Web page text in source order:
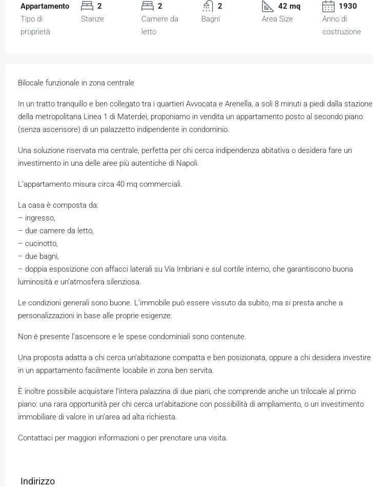
Appartamento
Tipo di
proprietà
2
Stanze
2
Camere da
letto
2
Bagni
42 mq
Area Size
1930
Anno di
costruzione
Bilocale funzionale in zona centrale
In un tratto tranquillo e ben collegato tra i quartieri Avvocata e Arenella, a soli 8 minuti a piedi dalla stazione
della metropolitana Linea 1 di Materdei, proponiamo in vendita un appartamento posto al secondo piano
(senza ascensore) di un palazzetto indipendente in condominio.
Una soluzione riservata ma centrale, perfetta per chi cerca indipendenza abitativa o desidera fare un
investimento in una delle aree più autentiche di Napoli.
L’appartamento misura circa 40 mq commerciali.
La casa è composta da:
– ingresso,
– due camere da letto,
– cucinotto,
– due bagni,
– doppia esposizione con affacci laterali su Via Imbriani e sul cortile interno, che garantiscono buona
luminosità e un’atmosfera silenziosa.
Le condizioni generali sono buone. L’immobile può essere vissuto da subito, ma si presta anche a
personalizzazioni in base alle proprie esigenze.
Non è presente l’ascensore e le spese condominiali sono contenute.
Una proposta adatta a chi cerca un’abitazione compatta e ben posizionata, oppure a chi desidera investire
in un appartamento facilmente locabile in zona ben servita.
È inoltre possibile acquistare l’intera palazzina di due piani, che comprende anche un trilocale al primo
piano: una rara opportunità per chi cerca un’abitazione con possibilità di ampliamento, o un investimento
immobiliare di valore in un’area ad alta richiesta.
Contattaci per maggiori informazioni o per prenotare una visita.
Indirizzo